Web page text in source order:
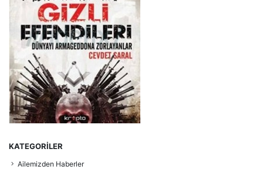
KATEGORILER
Ailemizden Haberler